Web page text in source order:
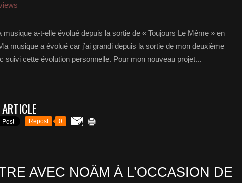
musique a-t-elle évolué depuis la sortie de « Toujours Le Même » en
musique a évolué car j’ai grandi depuis la sortie de mon deuxième
suivi cette évolution personnelle. Pour mon nouveau projet...
Repost 0
AVEC NOÄM À L’OCCASION DE